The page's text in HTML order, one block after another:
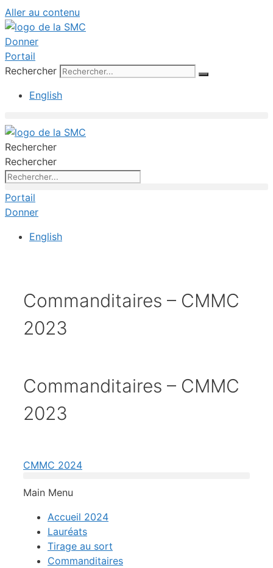
Aller au contenu
Donner
Portail
Rechercher
English
Rechercher
Rechercher
Portail
Donner
English
Commanditaires – CMMC
2023
Commanditaires – CMMC
2023
CMMC 2024
Main Menu
Accueil 2024
Lauréats​
Tirage au sort
Commanditaires